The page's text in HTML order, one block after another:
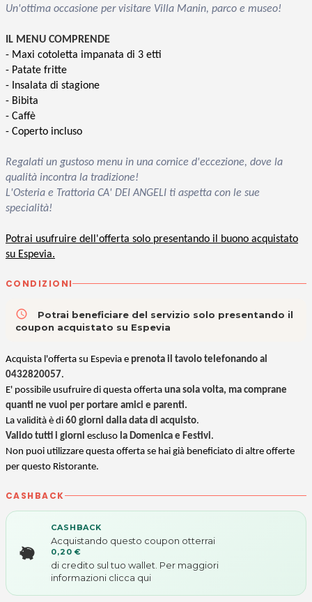
Un'ottima occasione per visitare Villa Manin, parco e museo!
IL MENU COMPRENDE
- Maxi cotoletta impanata di 3 etti
- Patate fritte
- Insalata di stagione
- Bibita
- Caffè
- Coperto incluso
Regalati un gustoso menu in una cornice d'eccezione, dove la
qualità incontra la tradizione!
L'Osteria e Trattoria CA' DEI ANGELI ti aspetta con le sue
specialità!
Potrai usufruire dell'offerta solo presentando il buono acquistato
su Espevia.
CONDIZIONI
access_time
Potrai beneficiare del servizio solo presentando il
coupon acquistato su Espevia
Acquista l'offerta su Espevia e prenota il tavolo telefonando al
0432820057.
E' possibile usufruire di questa offerta una sola volta, ma comprane
quanti ne vuoi per portare amici e parenti.
La validità è di 60 giorni dalla data di acquisto.
Valido tutti i giorni escluso la Domenica e Festivi.
Non puoi utilizzare questa offerta se hai già beneficiato di altre offerte
per questo Ristorante.
CASHBACK
CASHBACK
Acquistando questo coupon otterrai
0,20 €
di credito sul tuo wallet. Per maggiori
informazioni clicca qui